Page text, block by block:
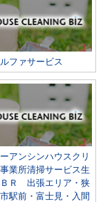
ファサービス
アンシンハウスクリ
業所清掃サービス生
Ｒ 出張エリア・狭
駅前・富士見・入間